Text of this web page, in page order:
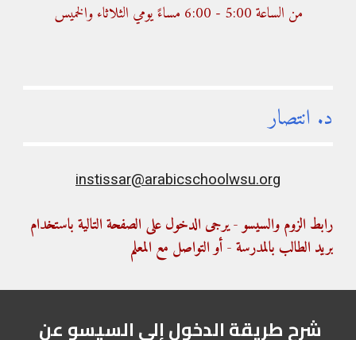
من الساعة 5:00 -
6:00 مساءً يومي الثلاثاءوالخميس
د. انتصار
instissar@arabicschoolwsu.org
بريد الطالب بالمدرسة - أو التواصل مع المعلم